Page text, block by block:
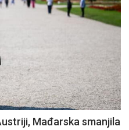
Mađarska smanjila